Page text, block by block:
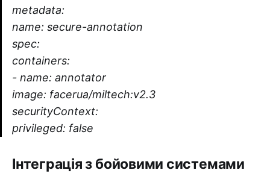
metadata:
name: secure-annotation
spec:
containers:
- name: annotator
image: facerua/miltech:v2.3
securityContext:
privileged: false
Інтеграція з бойовими системами